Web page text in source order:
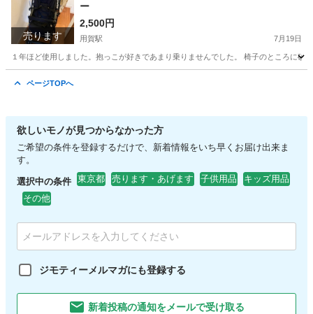
売ります
ー
2,500円
用賀駅 7月19日
１年ほど使用しました。抱っこが好きであまり乗りませんでした。 椅子のところに
ページTOPへ
欲しいモノが見つからなかった方
ご希望の条件を登録するだけで、新着情報をいち早くお届け出来ま
す。
選択中の条件 東京都 売ります・あげます 子供用品
キッズ用品
その他
ジモティーメルマガにも登録する
新着投稿の通知をメールで受け取る